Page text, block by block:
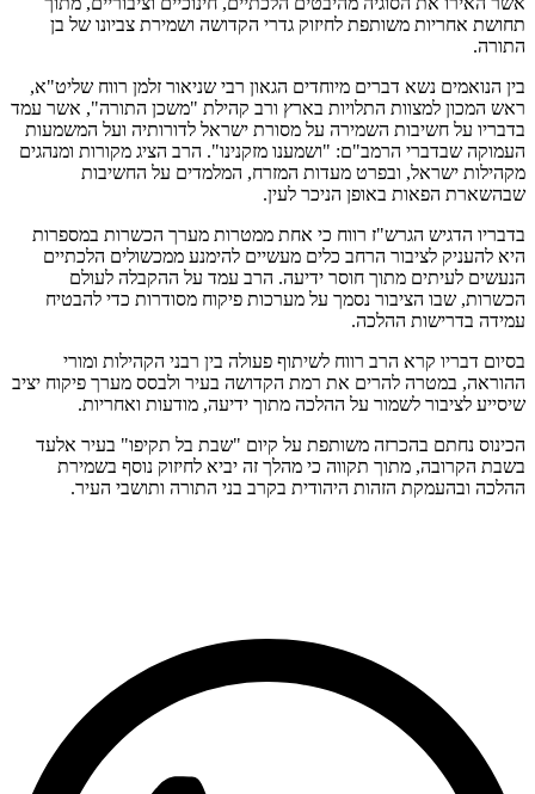
תחושת אחריות משותפת לחיזוק גדרי הקדושה ושמירת צביונו של בן
התורה.
בין הנואמים נשא דברים מיוחדים הגאון רבי שניאור זלמן רווח שליט"א,
ראש המכון למצוות התלויות בארץ ורב קהילת "משכן התורה", אשר עמד
בדבריו על חשיבות השמירה על מסורת ישראל לדורותיה ועל המשמעות
העמוקה שבדברי הרמב"ם: "ושמענו מזקנינו". הרב הציג מקורות ומנהגים
מקהילות ישראל, ובפרט מעדות המזרח, המלמדים על החשיבות
שבהשארת הפאות באופן הניכר לעין.
בדבריו הדגיש הגרש"ז רווח כי אחת ממטרות מערך הכשרות במספרות
היא להעניק לציבור הרחב כלים מעשיים להימנע ממכשולים הלכתיים
הנעשים לעיתים מתוך חוסר ידיעה. הרב עמד על ההקבלה לעולם
הכשרות, שבו הציבור נסמך על מערכות פיקוח מסודרות כדי להבטיח
עמידה בדרישות ההלכה.
בסיום דבריו קרא הרב רווח לשיתוף פעולה בין רבני הקהילות ומורי
ההוראה, במטרה להרים את רמת הקדושה בעיר ולבסס מערך פיקוח יציב
שיסייע לציבור לשמור על ההלכה מתוך ידיעה, מודעות ואחריות.
הכינוס נחתם בהכרזה משותפת על קיום "שבת בל תקיפו" בעיר אלעד
בשבת הקרובה, מתוך תקווה כי מהלך זה יביא לחיזוק נוסף בשמירת
ההלכה ובהעמקת הזהות היהודית בקרב בני התורה ותושבי העיר.